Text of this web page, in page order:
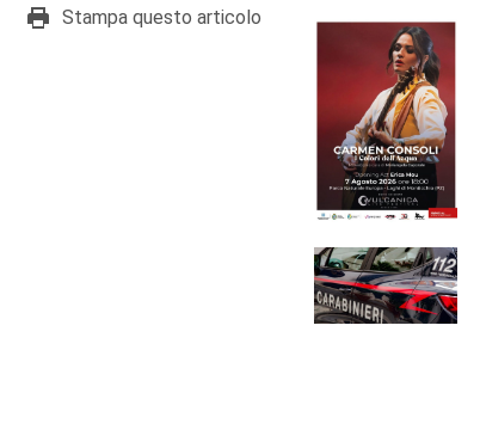
Stampa questo articolo